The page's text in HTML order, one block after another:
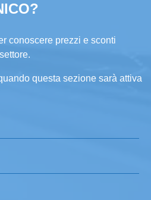
conoscere prezzi e sconti
questa sezione sarà attiva